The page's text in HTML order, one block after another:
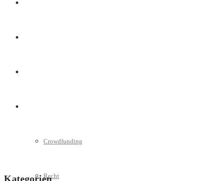
Crowdfunding
Recht
Kategorien